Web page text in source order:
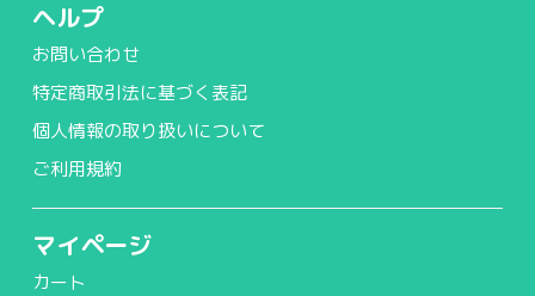
ヘルプ
お問い合わせ
特定商取引法に基づく表記
個人情報の取り扱いについて
ご利用規約
マイページ
カート